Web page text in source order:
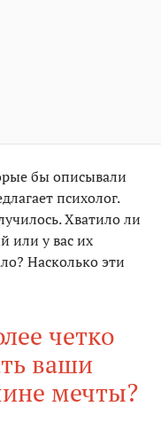
бы описывали
психолог.
Хватило ли
или у вас их
Насколько эти
четко
ваши
мечты?